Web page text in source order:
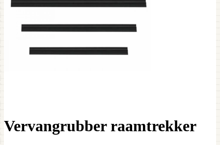
Vervangrubber raamtrekker